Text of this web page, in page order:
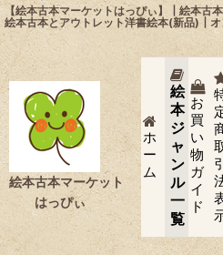
【絵本古本マーケットはっぴぃ】┃絵本古
絵本古本とアウトレット洋書絵本(新品)┃
絵本古本マーケット
はっぴぃ
ホ
ー
ム
絵
本
ジ
ャ
ン
ル
一
覧
お
買
い
物
ガ
イ
ド